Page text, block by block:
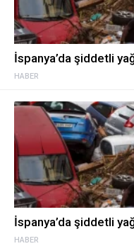
HABER
İspanya’da şiddetli
HABER
İspanya’da şiddetli